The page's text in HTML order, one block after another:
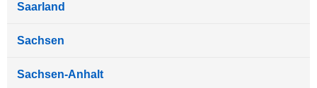
Saarland
Sachsen
Sachsen-Anhalt